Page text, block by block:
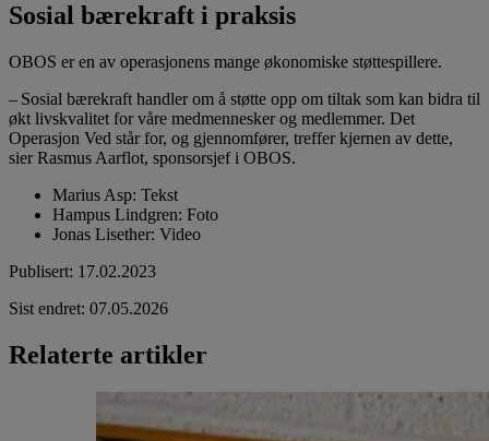
Sosial bærekraft i praksis
OBOS er en av operasjonens mange økonomiske støttespillere.
– Sosial bærekraft handler om å støtte opp om tiltak som kan bidra til
økt livskvalitet for våre medmennesker og medlemmer. Det
Operasjon Ved står for, og gjennomfører, treffer kjernen av dette,
sier Rasmus Aarflot, sponsorsjef i OBOS.
Marius Asp: Tekst
Hampus Lindgren: Foto
Jonas Lisether: Video
Publisert: 17.02.2023
Sist endret: 07.05.2026
Relaterte artikler